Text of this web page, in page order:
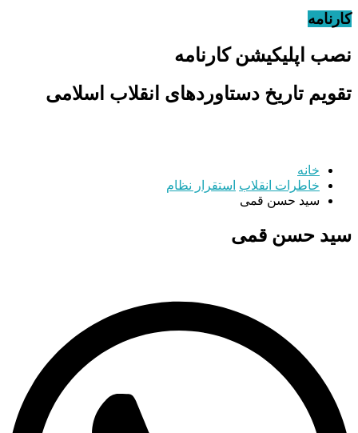
کارنامه
نصب اپلیکیشن کارنامه
تقویم تاریخ دستاوردهای انقلاب اسلامی
خانه
خاطرات انقلاب استقرار نظام
سید حسن قمی
سید حسن قمی